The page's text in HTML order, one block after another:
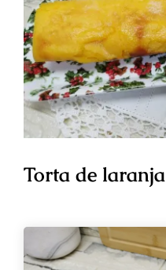
Contactos
Torta de laranja